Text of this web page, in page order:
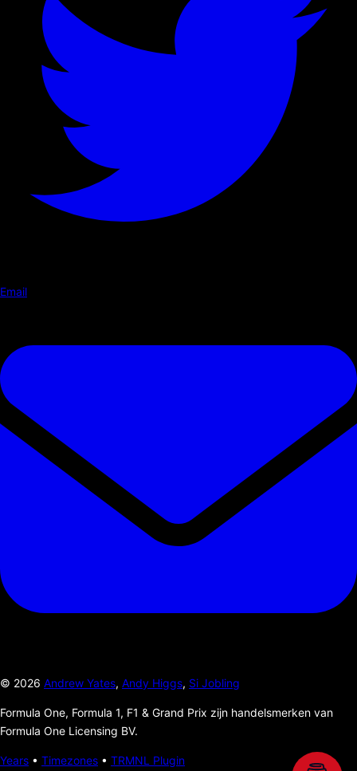
Email
© 2026 Andrew Yates, Andy Higgs, Si Jobling
Formula One, Formula 1, F1 & Grand Prix zijn handelsmerken van
Formula One Licensing BV.
Years • Timezones • TRMNL Plugin